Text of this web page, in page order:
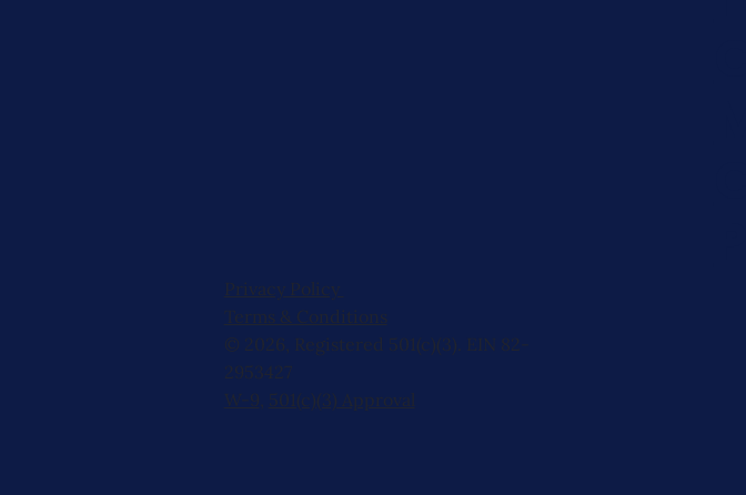
Privacy Policy
Terms & Conditions
© 2026, Registered 501(c)(3). EIN 82-
2953427
W-9 501(c)(3) Approval